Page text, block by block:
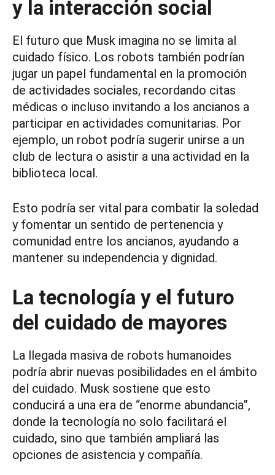
y la interacción social
El futuro que Musk imagina no se limita al
cuidado físico. Los robots también podrían
jugar un papel fundamental en la promoción
de actividades sociales, recordando citas
médicas o incluso invitando a los ancianos a
participar en actividades comunitarias. Por
ejemplo, un robot podría sugerir unirse a un
club de lectura o asistir a una actividad en la
biblioteca local.
Esto podría ser vital para combatir la soledad
y fomentar un sentido de pertenencia y
comunidad entre los ancianos, ayudando a
mantener su independencia y dignidad.
La tecnología y el futuro
del cuidado de mayores
La llegada masiva de robots humanoides
podría abrir nuevas posibilidades en el ámbito
del cuidado. Musk sostiene que esto
conducirá a una era de “enorme abundancia”,
donde la tecnología no solo facilitará el
cuidado, sino que también ampliará las
opciones de asistencia y compañía.